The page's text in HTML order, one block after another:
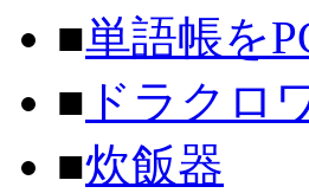
■単語帳を
■ ドラクロ
■炊飯器